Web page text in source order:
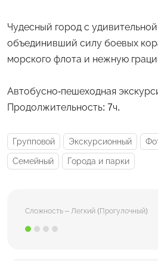
Чудесный город с
объединивший силу боевых
морского флота и нежную
Автобусно-пешеходная
Продолжительность: 7ч.
Групповой Экскурсионный
Семейный Города и парки
Сложность – Легкий (Прогулочный)